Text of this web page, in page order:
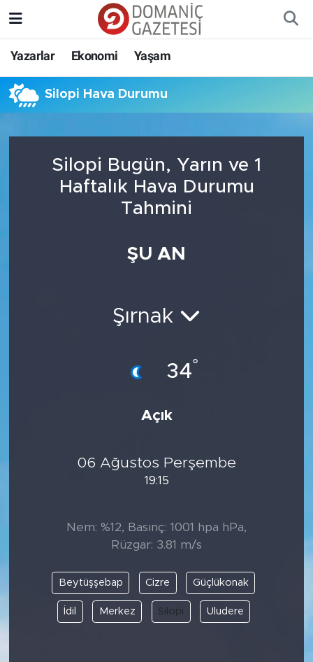
Yazarlar Ekonomi Yaşam
Silopi Hava Durumu
Silopi Bugün, Yarın ve 1
Haftalık Hava Durumu
Tahmini
ŞU AN
Şırnak
34°
Açık
06 Ağustos Perşembe
19:15
Nem: %12, Basınç: 1001 hpa hPa,
Rüzgar: 3.81 m/s
Beytüşşebap Cizre Güçlükonak
İdil Merkez Silopi Uludere